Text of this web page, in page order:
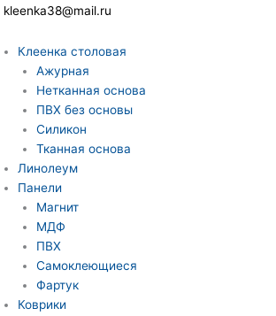
kleenka38@mail.ru
Клеенка столовая
Ажурная
Нетканная основа
ПВХ без основы
Силикон
Тканная основа
Линолеум
Панели
Магнит
МДФ
ПВХ
Самоклеющиеся
Фартук
Коврики